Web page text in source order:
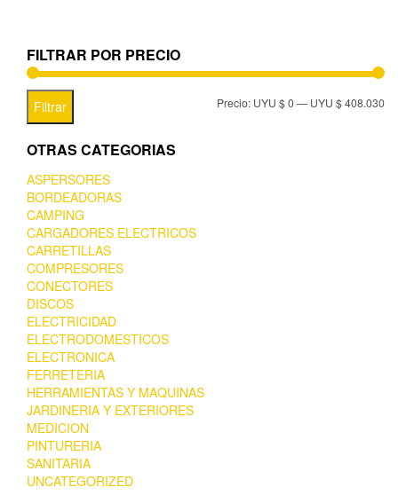
FILTRAR POR PRECIO
Filtrar Precio: UYU $ 0—UYU $ 408.030
OTRAS CATEGORIAS
ASPERSORES
BORDEADORAS
CAMPING
CARGADORES ELECTRICOS
CARRETILLAS
COMPRESORES
CONECTORES
DISCOS
ELECTRICIDAD
ELECTRODOMESTICOS
ELECTRONICA
FERRETERIA
HERRAMIENTAS Y MAQUINAS
JARDINERIA Y EXTERIORES
MEDICION
PINTURERIA
SANITARIA
UNCATEGORIZED